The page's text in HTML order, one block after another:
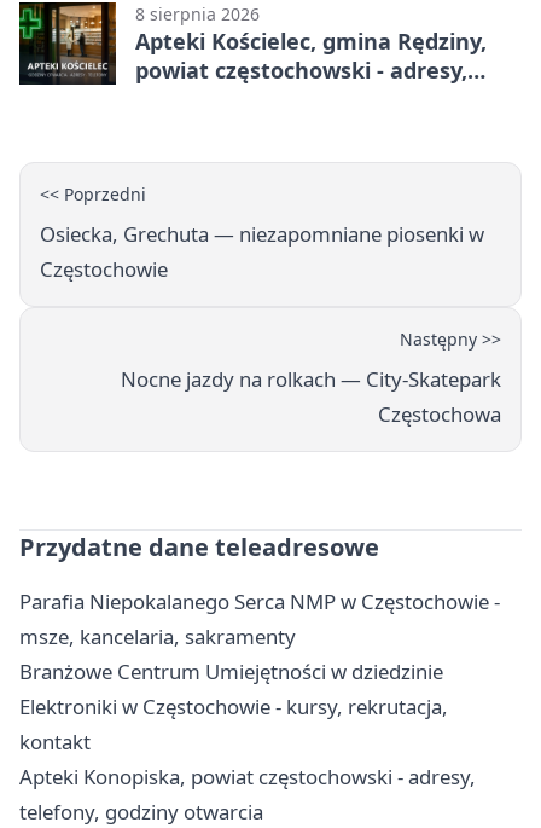
8 sierpnia 2026
Apteki Kościelec, gmina Rędziny,
powiat częstochowski - adresy,
<< Poprzedni
Osiecka, Grechuta — niezapomniane piosenki w
Częstochowie
Następny >>
Nocne jazdy na rolkach — City-Skatepark
Częstochowa
Przydatne dane teleadresowe
Parafia Niepokalanego Serca NMP w Częstochowie -
msze, kancelaria, sakramenty
Branżowe Centrum Umiejętności w dziedzinie
Elektroniki w Częstochowie - kursy, rekrutacja,
kontakt
Apteki Konopiska, powiat częstochowski - adresy,
telefony, godziny otwarcia